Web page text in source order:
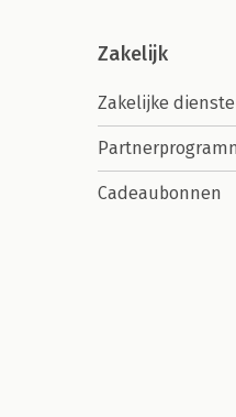
Zakelijk
Zakelijke
Cadeaubonnen